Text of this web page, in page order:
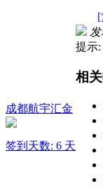
[
成都航宇汇金
签到天数: 6 天
发
提示:
相